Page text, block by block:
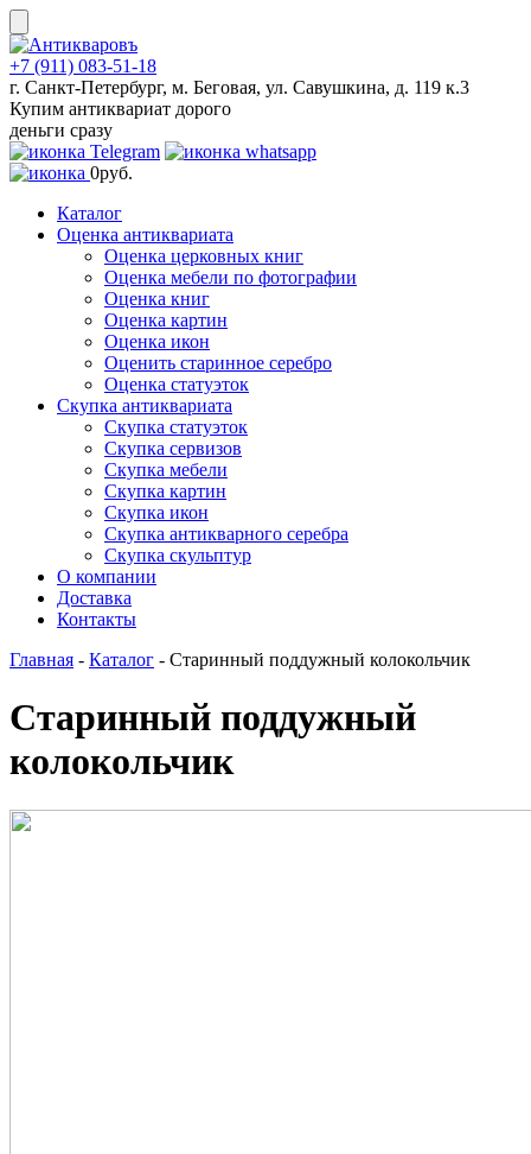
Skip
to
content
+7 (911) 083-51-18
г. Санкт-Петербург, м. Беговая, ул. Савушкина, д. 119 к.3
Купим антиквариат дорого
деньги сразу
0руб.
Каталог
Оценка антиквариата
Оценка церковных книг
Оценка мебели по фотографии
Оценка книг
Оценка картин
Оценка икон
Оценить старинное серебро
Оценка статуэток
Скупка антиквариата
Скупка статуэток
Скупка сервизов
Скупка мебели
Скупка картин
Скупка икон
Скупка антикварного серебра
Скупка скульптур
О компании
Доставка
Контакты
Главная - Каталог - Старинный поддужный колокольчик
Старинный поддужный
колокольчик